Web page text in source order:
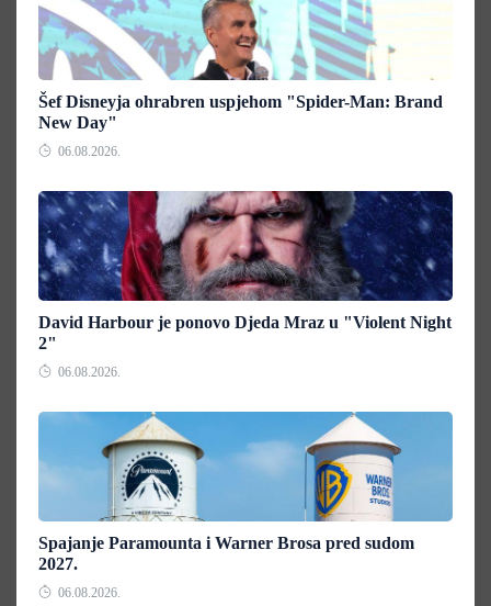
Šef Disneyja ohrabren uspjehom "Spider-Man: Brand
New Day"
06.08.2026.
David Harbour je ponovo Djeda Mraz u "Violent Night
2"
06.08.2026.
Spajanje Paramounta i Warner Brosa pred sudom
2027.
06.08.2026.